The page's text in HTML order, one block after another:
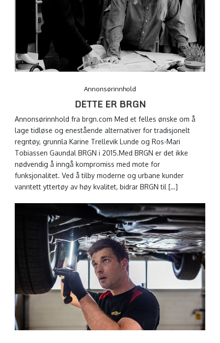
Annonsørinnhold
DETTE ER BRGN
Annonsørinnhold fra brgn.com Med et felles ønske om å
lage tidløse og enestående alternativer for tradisjonelt
regntøy, grunnla Karine Trellevik Lunde og Ros-Mari
Tobiassen Gaundal BRGN i 2015.Med BRGN er det ikke
nødvendig å inngå kompromiss med mote for
funksjonalitet. Ved å tilby moderne og urbane kunder
vanntett yttertøy av høy kvalitet, bidrar BRGN til […]